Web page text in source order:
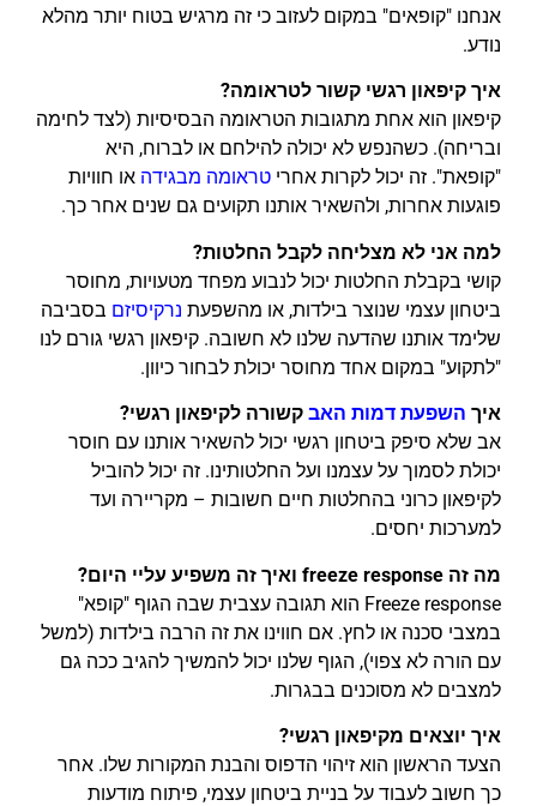
אנחנו "קופאים" במקום לעזוב כי זה מרגיש בטוח יותר מהלא
נודע.
איך קיפאון רגשי קשור לטראומה?
קיפאון הוא אחת מתגובות הטראומה הבסיסיות (לצד לחימה
ובריחה). כשהנפש לא יכולה להילחם או לברוח, היא
"קופאת". זה יכול לקרות אחרי טראומה מבגידה או חוויות
פוגעות אחרות, ולהשאיר אותנו תקועים גם שנים אחר כך.
למה אני לא מצליחה לקבל החלטות?
קושי בקבלת החלטות יכול לנבוע מפחד מטעויות, מחוסר
ביטחון עצמי שנוצר בילדות, או מהשפעת נרקיסיזם בסביבה
שלימד אותנו שהדעה שלנו לא חשובה. קיפאון רגשי גורם לנו
"לתקוע" במקום אחד מחוסר יכולת לבחור כיוון.
איך השפעת דמות האב קשורה לקיפאון רגשי?
אב שלא סיפק ביטחון רגשי יכול להשאיר אותנו עם חוסר
יכולת לסמוך על עצמנו ועל החלטותינו. זה יכול להוביל
לקיפאון כרוני בהחלטות חיים חשובות – מקריירה ועד
למערכות יחסים.
מה זה freeze response ואיך זה משפיע עליי היום?
Freeze response הוא תגובה עצבית שבה הגוף "קופא"
במצבי סכנה או לחץ. אם חווינו את זה הרבה בילדות (למשל
עם הורה לא צפוי), הגוף שלנו יכול להמשיך להגיב ככה גם
למצבים לא מסוכנים בבגרות.
איך יוצאים מקיפאון רגשי?
הצעד הראשון הוא זיהוי הדפוס והבנת המקורות שלו. אחר
כך חשוב לעבוד על בניית ביטחון עצמי, פיתוח מודעות